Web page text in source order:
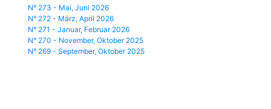
N° 273 - Mai, Juni 2026
N° 272 - März, April 2026
N° 271 - Januar, Februar 2026
N° 270 - November, Oktober 2025
N° 269 - September, Oktober 2025